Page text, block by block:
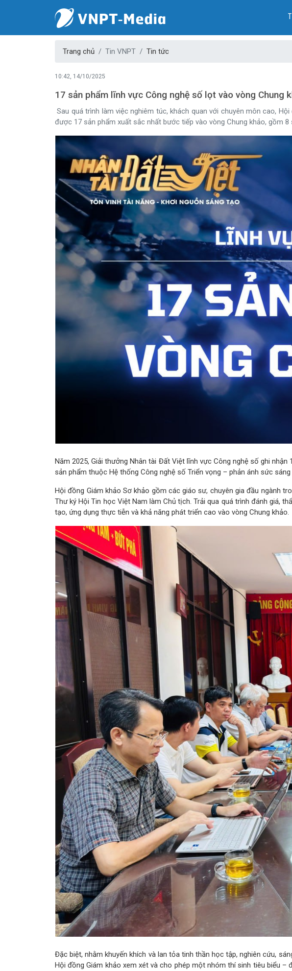
Trang chủ Tin VNPT Tin tức
10:42, 14/10/2025
17 sản phẩm lĩnh vực Công nghệ số lọt vào vòng
Sau quá trình làm việc nghiêm túc, khách quan với chuyên môn cao,
được 17 sản phẩm xuất sắc nhất bước tiếp vào vòng Chung khảo, gồm
Năm 2025, Giải thưởng Nhân tài Đất Việt lĩnh vực Công nghệ số ghi
sản phẩm thuộc Hệ thống Công nghệ số Triển vọng – phản ánh sức
Hội đồng Giám khảo Sơ khảo gồm các giáo sư, chuyên gia đầu ngành
Thư ký Hội Tin học Việt Nam làm Chủ tịch. Trải qua quá trình đánh giá,
tạo, ứng dụng thực tiễn và khả năng phát triển cao vào vòng Chung khảo.
Đặc biệt, nhằm khuyến khích và lan tỏa tinh thần học tập, nghiên cứu,
Hội đồng Giám khảo xem xét và cho phép một nhóm thí sinh tiêu biểu